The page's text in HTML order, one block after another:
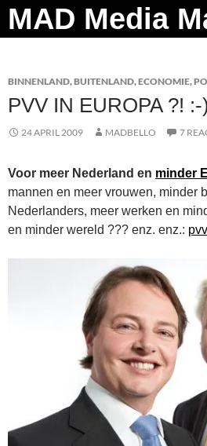
Ga
naar
Zoeken
BINNENLAND,BUITENLAND,ECONOMIE,
PVV IN EUROPA ?!
24 APRIL 2009 MADBELLO 7
Voor meer Nederland en minder
mannen en meer vrouwen, minder
Nederlanders, meer werken en
en minder wereld ??? enz. enz.: